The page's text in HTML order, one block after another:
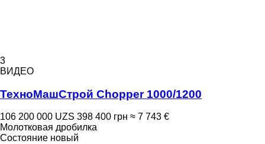
3
ВИДЕО
ТехноМашСтрой Chopper 1000/1200
106 200 000 UZS 398 400 грн ≈ 7 743 €
Молотковая дробилка
Состояние новый